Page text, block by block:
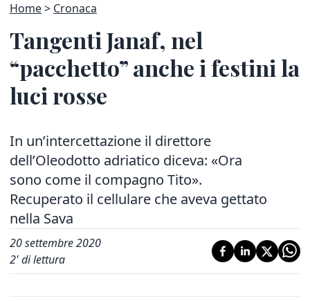
Home Cronaca
Tangenti Janaf, nel
“pacchetto” anche i festini la
luci rosse
In un’intercettazione il direttore
dell’Oleodotto adriatico diceva: «Ora
sono come il compagno Tito».
Recuperato il cellulare che aveva gettato
nella Sava
20 settembre 2020
2' di lettura